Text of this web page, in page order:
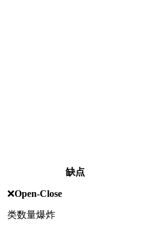
缺点
❌Open-Close
类数量爆炸